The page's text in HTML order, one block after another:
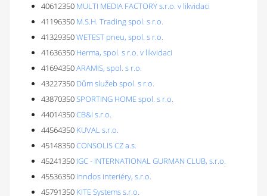
40612350 MULTI MEDIA FACTORY s.r.o. v likvidaci
41196350 M.S.H. Trading spol. s r.o.
41329350WETEST pneu, spol. s r.o.
41636350 Herma, spol. s r.o. v likvidaci
41694350ARAMIS, spol. s r.o.
43227350 Dům služeb spol. s r.o.
43870350SPORTING HOME spol. s r.o.
44014350CB&I s.r.o.
44564350 KUVAL s.r.o.
45148350CONSOLIS CZ a.s.
45241350 IGC - INTERNATIONAL GURMAN CLUB, s.r.o.
45536350 Inndos interiéry, s.r.o.
45791350 KITE Systems s.r.o.